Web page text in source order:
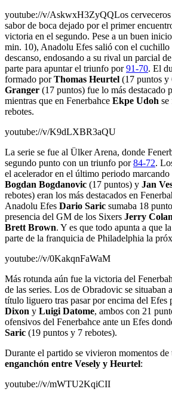
youtube://v/AskwxH3ZyQQLos cerveceros
sabor de boca dejado por el primer
victoria en el segundo. Pese a un buen
min. 10), Anadolu Efes salió con el cuchillo
descanso, endosando a su rival un parcial de
parte para apuntar el triunfo por91-70. El
formado porThomas Heurtel (17 puntos y
Granger (17 puntos) fue lo más destacado
mientras que en Fenerbahce Ekpe Udoh se
rebotes.
youtube://v/K9dLXBR3aQU
La serie se fue al Ülker Arena, donde
segundo punto con un triunfo por84-72.
el acelerador en el último periodo
Bogdan Bogdanovic (17 puntos) y Jan
rebotes) eran los más destacados en
Anadolu Efes Dario Saric sumaba 18
presencia del GM de los Sixers Jerry
Brett Brown. Y es que todo apunta a que
parte de la franquicia de Philadelphia la
youtube://v/0KakqnFaWaM
Más rotunda aún fue la victoria del
de las series. Los de Obradovic se situaban
título liguero tras pasar por encima del Efes
Dixon y Luigi Datome, ambos con 21
ofensivos del Fenerbahce ante un Efes
Saric (19 puntos y 7 rebotes).
Durante el partido se vivieron momentos de
enganchón entre Vesely y Heurtel:
youtube://v/mWTU2KqiCII